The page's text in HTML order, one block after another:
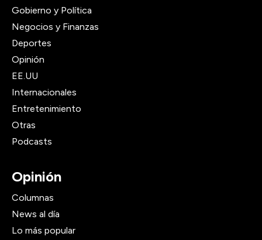
Gobierno y Política
Negocios y Finanzas
Deportes
Opinión
EE.UU
Internacionales
Entretenimiento
Otras
Podcasts
Opinión
Columnas
News al día
Lo más popular